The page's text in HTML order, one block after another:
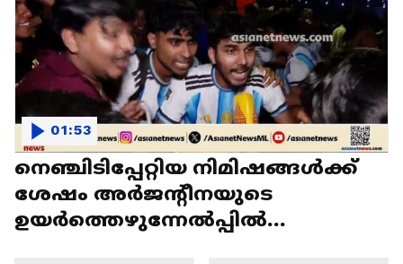
നെഞ്ചിടിപ്പേറ്റിയ നിമിഷങ്ങൾക്ക്
ശേഷം അർജന്റീനയുടെ
ഉയർത്തെഴുന്നേൽപ്പിൽ
01:53